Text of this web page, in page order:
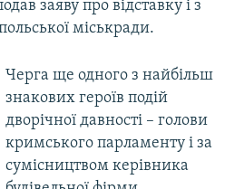
заяву про відставку і з
міськради.
Черга ще одного з найбільш
знакових героїв подій
дворічної давності – голови
кримського парламенту і за
сумісництвом керівника